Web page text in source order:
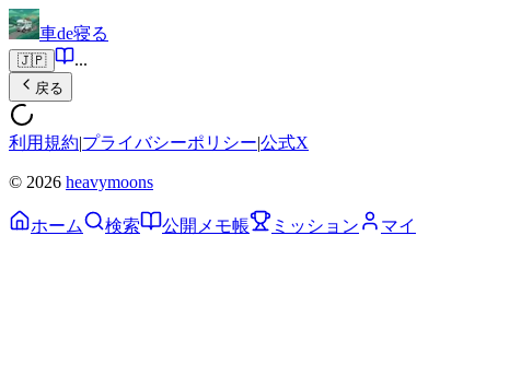
車de寝る
🇯🇵 ...
戻る
利用規約|プライバシーポリシー|公式X
© 2026 heavymoons
ホーム 検索 公開メモ帳 ミッション マイ